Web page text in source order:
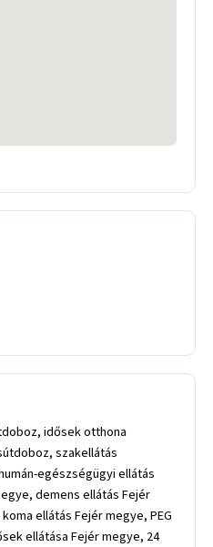
idősek otthona
szakellátás
egészségügyi ellátás
demens ellátás Fejér
ellátás Fejér megye, PEG
ellátása Fejér megye, 24